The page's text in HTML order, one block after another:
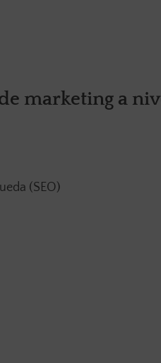
marketing a
(SEO)